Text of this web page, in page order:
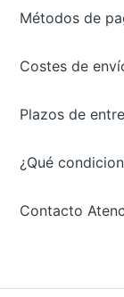
Métodos de
Costes de
Plazos de
¿Qué
Contacto